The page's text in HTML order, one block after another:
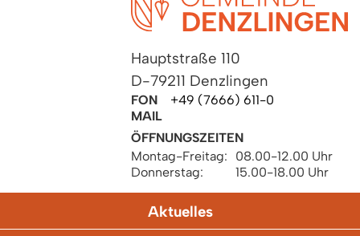
Hauptstraße 110
D-79211 Denzlingen
FON
+49 (7666) 611-0
MAIL
ÖFFNUNGSZEITEN
Montag-Freitag:
08.00-12.00 Uhr
Donnerstag:
15.00-18.00 Uhr
Aktuelles